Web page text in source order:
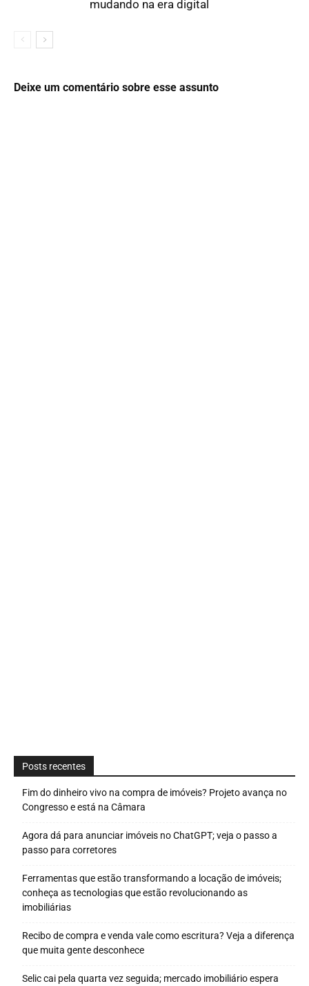
mudando na era digital
Deixe um comentário sobre esse assunto
Posts recentes
Fim do dinheiro vivo na compra de imóveis? Projeto avança no
Congresso e está na Câmara
Agora dá para anunciar imóveis no ChatGPT; veja o passo a
passo para corretores
Ferramentas que estão transformando a locação de imóveis;
conheça as tecnologias que estão revolucionando as
imobiliárias
Recibo de compra e venda vale como escritura? Veja a diferença
que muita gente desconhece
Selic cai pela quarta vez seguida; mercado imobiliário espera